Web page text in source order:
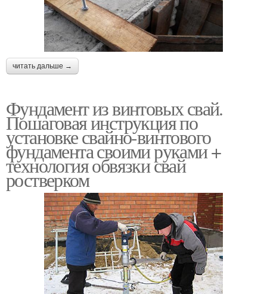
читать дальше →
Фундамент из винтовых свай.
Пошаговая инструкция по
установке свайно-винтового
фундамента своими руками +
технология обвязки свай
ростверком